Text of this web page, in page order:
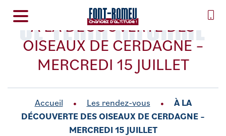
SE TENIR INFORMÉ
À LA DÉCOUVERTE DES
OISEAUX DE CERDAGNE –
MERCREDI 15 JUILLET
Accueil Les rendez-vous
À LA
DÉCOUVERTE DES OISEAUX DE CERDAGNE –
MERCREDI 15 JUILLET